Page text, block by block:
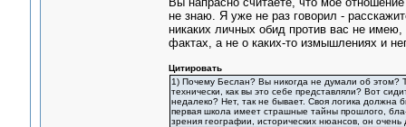
не знаю. Я уже не раз говорил -
никаких личных обид против вас не имею,
фактах, а не о каких-то измышлениях и
Цитировать
1) Почему Беслан? Вы никогда не думали об этом?
технически, как вы это себе представляли? Вот
недалеко? Нет, так не бывает. Своя логика
первая школа имеет страшные тайны прошлого,
зрения географии, исторических нюансов, он